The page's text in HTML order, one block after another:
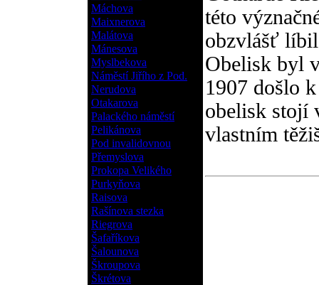
Máchova
Maixnerova
Malátova
Mánesova
Myslbekova
Náměstí Jiřího z Pod.
Nerudova
Otakarova
Palackého náměstí
Pelikánova
Pod invalidovnou
Přemyslova
Prokopa Velikého
Purkyňova
Raisova
Rašínova stezka
Riegrova
Šafaříkova
Šalounova
Škroupova
Škrétova
této
obzvlášť
Obelisk byl
1907 došlo
obelisk stojí
vlastním